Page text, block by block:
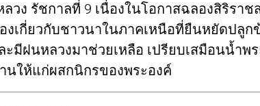
ลวง รัชกาลที่ 9 เนื่องในโอกาสฉลองสิริรา
องเกี่ยวกับชาวนาในภาคเหนือที่ยืนหยัดปลู
มีฝนหลวงมาช่วยเหลือ เปรียบเสมือนน้ำพ
นให้แก่ผสกนิกรของพระองค์